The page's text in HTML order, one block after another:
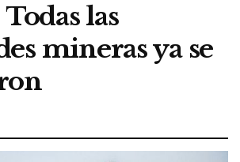
las
mineras ya se